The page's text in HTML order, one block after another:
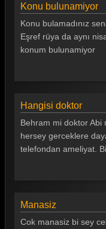
Konu bulunamiyor
Konu bulamadınız
Eşref rüya da aynı
konum bulunamiyor
Hangisi doktor
Behram mi doktor Abi
hersey gerceklere
telefondan ameliyat.
Manasiz
Cok manasiz bi sey